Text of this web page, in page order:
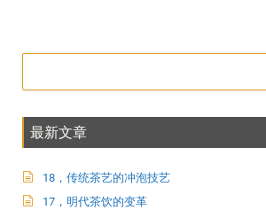
最新文章
18，传统茶艺的冲泡技艺
17，明代茶饮的变革